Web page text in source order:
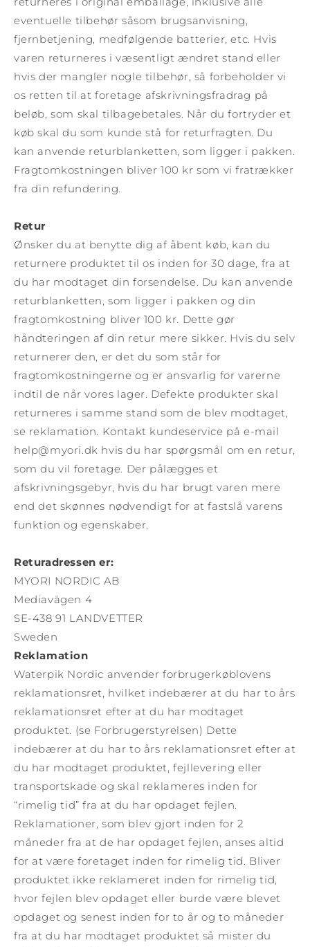
eventuelle tilbehør såsom brugsanvisning,
fjernbetjening, medfølgende batterier, etc. Hvis
varen returneres i væsentligt ændret stand eller
hvis der mangler nogle tilbehør, så forbeholder vi
os retten til at foretage afskrivningsfradrag på
beløb, som skal tilbagebetales. Når du fortryder et
køb skal du som kunde stå for returfragten. Du
kan anvende returblanketten, som ligger i pakken.
Fragtomkostningen bliver 100 kr som vi fratrækker
fra din refundering.
Retur
Ønsker du at benytte dig af åbent køb, kan du
returnere produktet til os inden for 30 dage, fra at
du har modtaget din forsendelse. Du kan anvende
returblanketten, som ligger i pakken og din
fragtomkostning bliver 100 kr. Dette gør
håndteringen af din retur mere sikker. Hvis du selv
returnerer den, er det du som står for
fragtomkostningerne og er ansvarlig for varerne
indtil de når vores lager. Defekte produkter skal
returneres i samme stand som de blev modtaget,
se reklamation. Kontakt kundeservice på e-mail
help@myori.dk hvis du har spørgsmål om en retur,
som du vil foretage. Der pålægges et
afskrivningsgebyr, hvis du har brugt varen mere
end det skønnes nødvendigt for at fastslå varens
funktion og egenskaber.
Returadressen er:
MYORI NORDIC AB
Mediavägen 4
SE-438 91 LANDVETTER
Sweden
Reklamation
Waterpik Nordic anvender forbrugerkøblovens
reklamationsret, hvilket indebærer at du har to års
reklamationsret efter at du har modtaget
produktet. (se Forbrugerstyrelsen) Dette
indebærer at du har to års reklamationsret efter at
du har modtaget produktet, fejllevering eller
transportskade og skal reklameres inden for
“rimelig tid” fra at du har opdaget fejlen.
Reklamationer, som blev gjort inden for 2
måneder fra at de har opdaget fejlen, anses altid
for at være foretaget inden for rimelig tid. Bliver
produktet ikke reklameret inden for rimelig tid,
hvor fejlen blev opdaget eller burde være blevet
opdaget og senest inden for to år og to måneder
fra at du har modtaget produktet så mister du